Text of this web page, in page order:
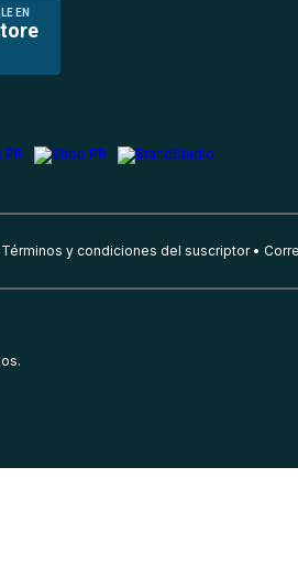
EN
Términos y condiciones del suscriptor